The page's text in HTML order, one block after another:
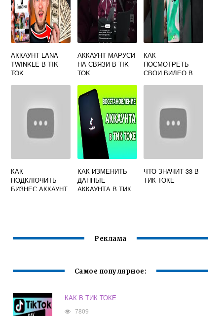
АККАУНТ LANA
TWINKLE В TIK
TOK
АККАУНТ МАРУСИ
НА СВЯЗИ В TIK
TOK
КАК
ПОСМОТРЕТЬ
СВОИ ВИДЕО В
КАК
ПОДКЛЮЧИТЬ
БИЗНЕС АККАУНТ
КАК ИЗМЕНИТЬ
ДАННЫЕ
АККАУНТА В ТИК
ЧТО ЗНАЧИТ 33 В
ТИК ТОКЕ
Реклама
Самое популярное:
КАК В ТИК ТОКЕ
7809